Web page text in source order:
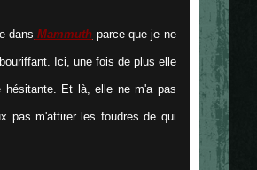
dans Mammuth parce que je ne
Ici, une fois de plus elle
hésitante. Et là, elle ne m'a pas
pas m'attirer les foudres de qui